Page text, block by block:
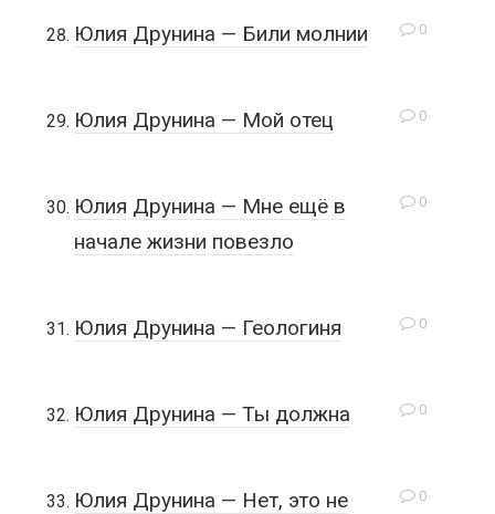
0
Юлия Друнина — Били молнии
0
Юлия Друнина — Мой отец
0
Юлия Друнина — Мне ещё в
начале жизни повезло
0
Юлия Друнина — Геологиня
0
Юлия Друнина — Ты должна
0
Юлия Друнина — Нет, это не